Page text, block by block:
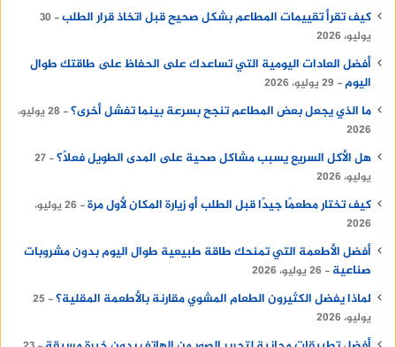
كيف تقرأ تقييمات المطاعم بشكل صحيح قبل اتخاذ قرار الطلب
30
يوليو، 2026
أفضل العادات اليومية التي تساعدك على الحفاظ على طاقتك طوال
اليوم
29 يوليو، 2026
ما الذي يجعل بعض المطاعم تنجح بسرعة بينما تفشل أخرى؟
28 يوليو،
2026
هل الأكل السريع يسبب مشاكل صحية على المدى الطويل فعلًا؟ 27
يوليو، 2026
كيف تختار مطعمًا جيدًا قبل الطلب أو زيارة المكان لأول مرة
26 يوليو،
2026
أفضل الأطعمة التي تمنحك طاقة طبيعية طوال اليوم بدون مشروبات
صناعية
26 يوليو، 2026
لماذا يفضل الكثيرون الطعام المشوي مقارنة بالأطعمة المقلية؟
25
يوليو، 2026